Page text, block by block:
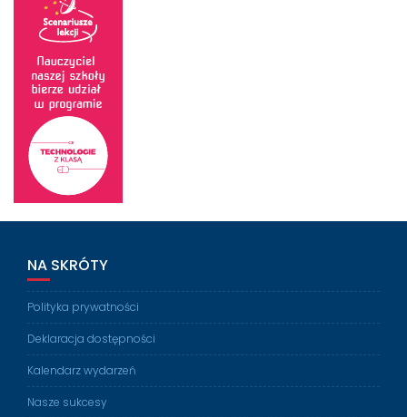
NA SKRÓTY
Polityka prywatności
Deklaracja dostępności
Kalendarz wydarzeń
Nasze sukcesy